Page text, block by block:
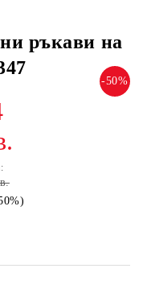
ръкави на
-50%